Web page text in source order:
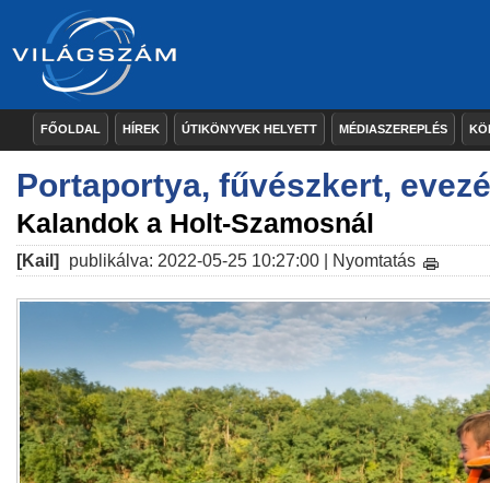
FŐOLDAL HÍREK ÚTIKÖNYVEK HELYETT MÉDIASZEREPLÉS
Portaportya, fűvészkert,
Kalandok a Holt-Szamosnál
[Kail] publikálva: 2022-05-25 10:27:00 | Nyomtatás